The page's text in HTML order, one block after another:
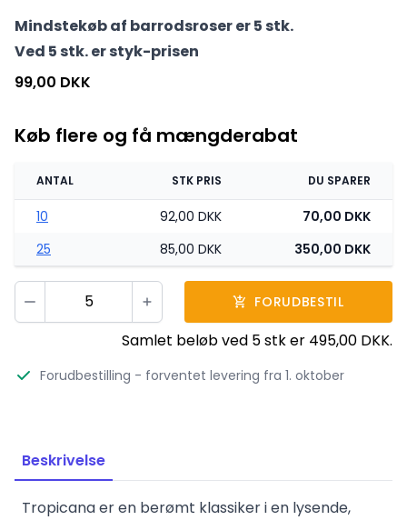
Mindstekøb af barrodsroser er 5 stk.
Ved 5 stk. er styk-prisen
99,00 DKK
Køb flere og få mængderabat
ANTAL STK PRIS DU SPARER
10 92,00 DKK
70,00 DKK
25
85,00 DKK 350,00 DKK
Vælg antal
Plus FORUDBESTIL
Samlet beløb ved 5stk er 495,00 DKK.
Forudbestilling - forventet levering fra 1. oktober
Beskrivelse
Tropicana er en berømt klassiker i en lysende,